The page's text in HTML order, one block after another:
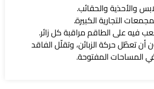
والأحذية والحقائب.
التجارية الكبيرة.
فيه على الطاقم مراقبة كل زائر.
تعطّل حركة الزبائن، وتقلّل الفاقد
المساحات المفتوحة.